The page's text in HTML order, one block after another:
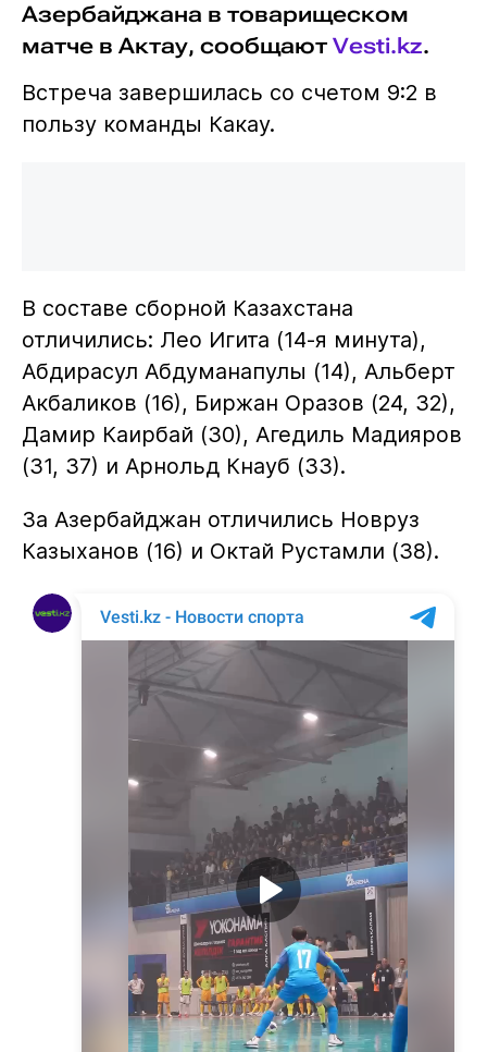
Азербайджана в товарищеском
матче в Актау, сообщают Vesti.kz.
Встреча завершилась со счетом 9:2 в
пользу команды Какау.
В составе сборной Казахстана
отличились: Лео Игита (14-я минута),
Абдирасул Абдуманапулы (14), Альберт
Акбаликов (16), Биржан Оразов (24, 32),
Дамир Каирбай (30), Агедиль Мадияров
(31, 37) и Арнольд Кнауб (33).
За Азербайджан отличились Новруз
Казыханов (16) и Октай Рустамли (38).